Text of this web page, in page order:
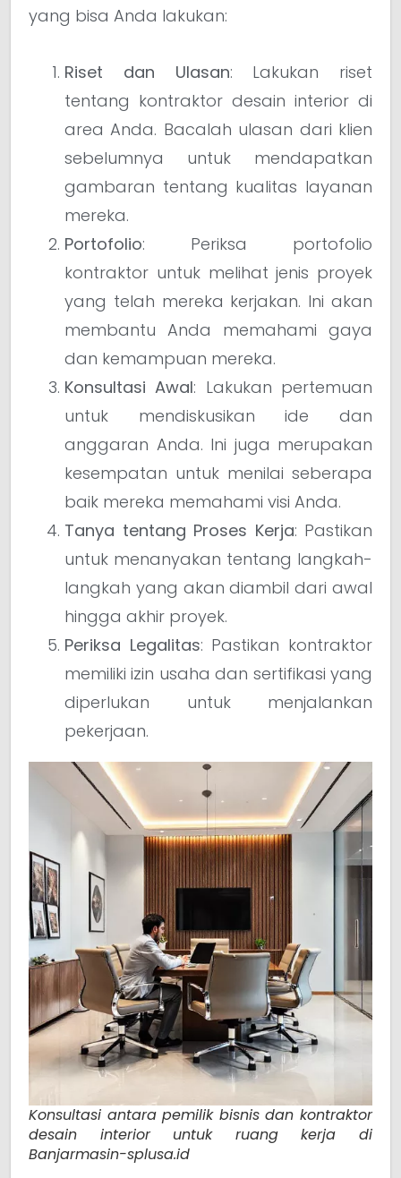
yang bisa Anda lakukan:
Riset dan Ulasan: Lakukan riset
tentang kontraktor desain interior di
area Anda. Bacalah ulasan dari klien
sebelumnya untuk mendapatkan
gambaran tentang kualitas layanan
mereka.
Portofolio: Periksa portofolio
kontraktor untuk melihat jenis proyek
yang telah mereka kerjakan. Ini akan
membantu Anda memahami gaya
dan kemampuan mereka.
Konsultasi Awal: Lakukan pertemuan
untuk mendiskusikan ide dan
anggaran Anda. Ini juga merupakan
kesempatan untuk menilai seberapa
baik mereka memahami visi Anda.
Tanya tentang Proses Kerja: Pastikan
untuk menanyakan tentang langkah-
langkah yang akan diambil dari awal
hingga akhir proyek.
Periksa Legalitas: Pastikan kontraktor
memiliki izin usaha dan sertifikasi yang
diperlukan untuk menjalankan
pekerjaan.
Konsultasi antara pemilik bisnis dan kontraktor
desain interior untuk ruang kerja di
Banjarmasin-splusa.id